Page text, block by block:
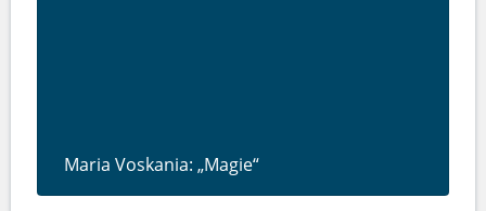
Maria Voskania: „Magie“